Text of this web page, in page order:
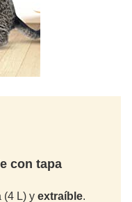
con tapa
(4 L) y extraíble.